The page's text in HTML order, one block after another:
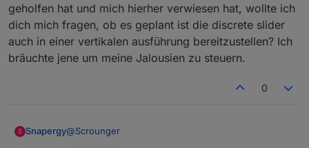
geholfen hat und mich hierher verwiesen hat, wollte ich
dich mich fragen, ob es geplant ist die discrete slider
auch in einer vertikalen ausführung bereitzustellen? Ich
bräuchte jene um meine Jalousien zu steuern.
0
S Snapergy@Scrounger